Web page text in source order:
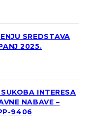
SREDSTAVA
2025.
INTERESA
NABAVE –
9406